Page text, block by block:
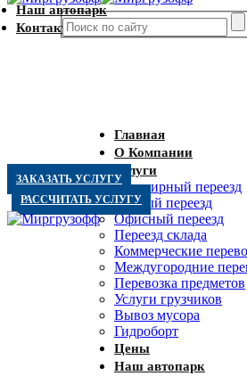
Наш автопарк
Контакты
Главная
О Компании
Услуги
Квартирный переезд
Дачный переезд
Офисный переезд
Переезд склада
Коммерческие
Междугородние
Перевозка предметов
Услуги грузчиков
Вывоз мусора
Гидроборт
Цены
Наш автопарк
ЗАКАЗАТЬ УСЛУГУ
РАССЧИТАТЬ УСЛУГУ